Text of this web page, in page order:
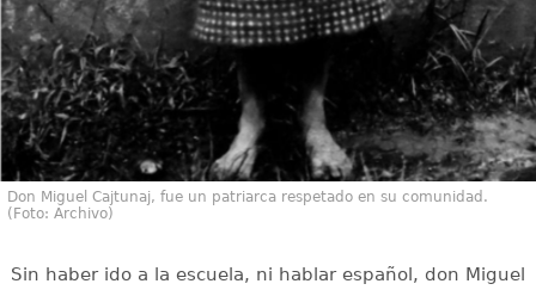
Don Miguel Cajtunaj, fue un patriarca respetado en su comunidad.
(Foto: Archivo)
Sin haber ido a la escuela, ni hablar español, don Miguel